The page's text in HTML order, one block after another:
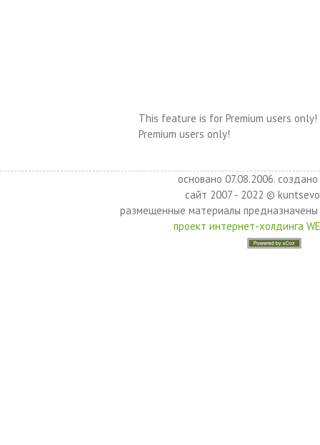
This feature is for Premium users only!
Premium users only!
основано 07.08.2006.
сайт 2007 - 2022 ©
размещенные материалы
проект интернет-холдинга